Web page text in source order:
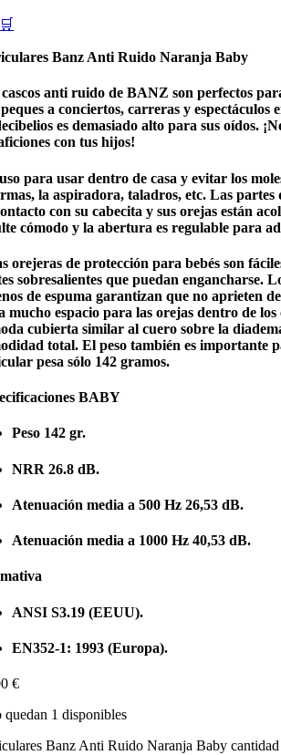
🛒
Banz Anti Ruido Naranja Baby
anti ruido de BANZ son perfectos
a conciertos, carreras y espectáculos
es demasiado alto para sus oídos.
con tus hijos!
para usar dentro de casa y evitar los
la aspiradora, taladros, etc. Las partes
con su cabecita y sus orejas están
cómodo y la abertura es regulable para
orejeras de protección para bebés son
sobresalientes que puedan engancharse.
de espuma garantizan que no aprieten
mucho espacio para las orejas dentro de
cubierta similar al cuero sobre la
total. El peso también es importante
pesa sólo 142 gramos.
BABY
Peso 142 gr.
NRR 26.8 dB.
Atenuación media a 500 Hz 26,53 dB.
Atenuación media a 1000 Hz 40,53 dB.
ANSI S3.19 (EEUU).
EN352-1: 1993 (Europa).
€
quedan 1 disponibles
Banz Anti Ruido Naranja Baby cantidad